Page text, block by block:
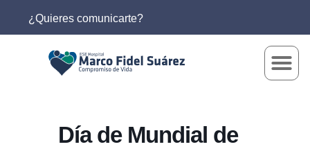
¿Quieres comunicarte?
Día de Mundial de